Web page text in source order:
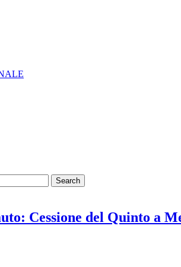
Cessione del Quinto a